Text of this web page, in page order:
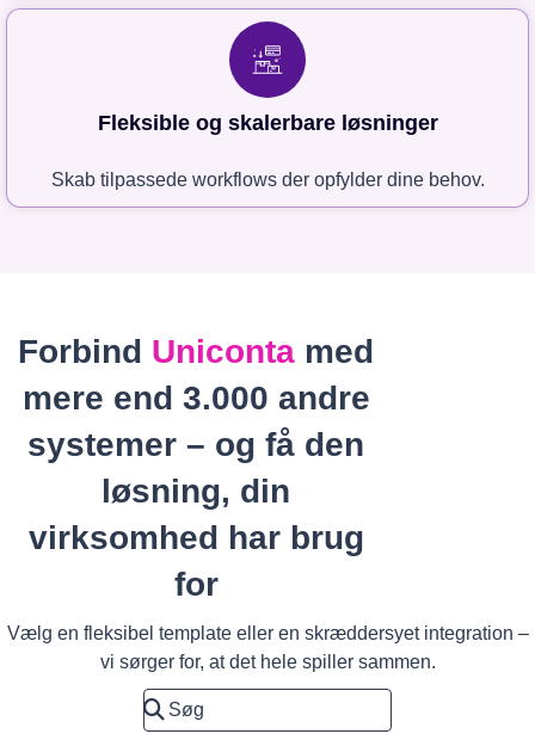
Fleksible og skalerbare løsninger
Skab tilpassede workflows der opfylder dine behov.
Forbind Uniconta med
mere end 3.000 andre
systemer – og få den
løsning, din
virksomhed har brug
for
Vælg en fleksibel template eller en skræddersyet integration –
vi sørger for, at det hele spiller sammen.